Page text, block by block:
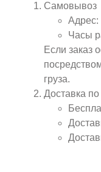
Самовывоз
Адрес:
Часы
Если заказ
груза.
Доставка